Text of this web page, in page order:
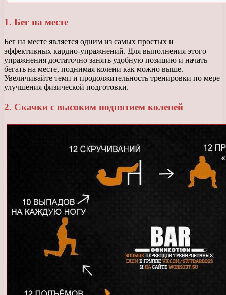
1. Бег на месте
Бег на месте является одним из самых простых и
эффективных кардио-упражнений. Для выполнения этого
упражнения достаточно занять удобную позицию и начать
бегать на месте, поднимая колени как можно выше.
Увеличивайте темп и продолжительность тренировки по мере
улучшения физической подготовки.
2. Скачки с высоким поднятием коленей